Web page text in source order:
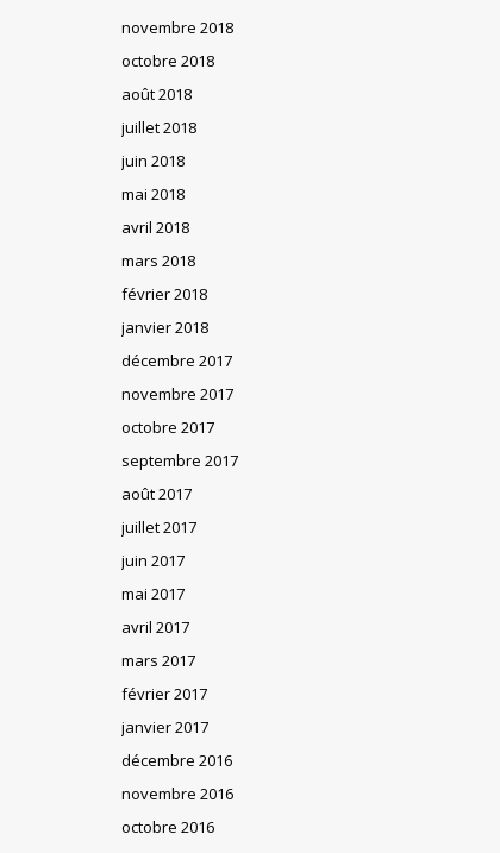
novembre 2018
octobre 2018
août 2018
juillet 2018
juin 2018
mai 2018
avril 2018
mars 2018
février 2018
janvier 2018
décembre 2017
novembre 2017
octobre 2017
septembre 2017
août 2017
juillet 2017
juin 2017
mai 2017
avril 2017
mars 2017
février 2017
janvier 2017
décembre 2016
novembre 2016
octobre 2016